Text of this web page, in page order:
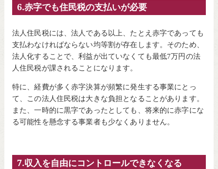
6.赤字でも住民税の支払いが必要
法人住民税には、法人である以上、たとえ赤字であっても
支払わなければならない均等割が存在します。そのため、
法人化することで、利益が出ていなくても最低7万円の法
人住民税が課されることになります。
特に、経費が多く赤字決算が頻繁に発生する事業にとっ
て、この法人住民税は大きな負担となることがあります。
また、一時的に黒字であったとしても、将来的に赤字にな
る可能性を懸念する事業者も少なくありません。
7.収入を自由にコントロールできなくなる